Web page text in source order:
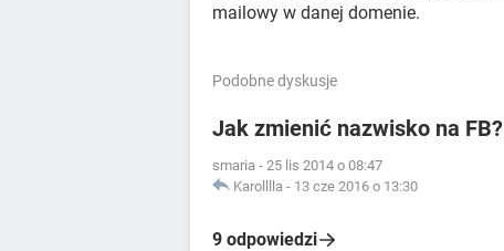
mailowy w danej domenie.
Podobne dyskusje
Jak zmienić nazwisko na FB?
smaria - 25 lis 2014 o 08:47
Karolllla - 13 cze 2016 o 13:30
9 odpowiedzi